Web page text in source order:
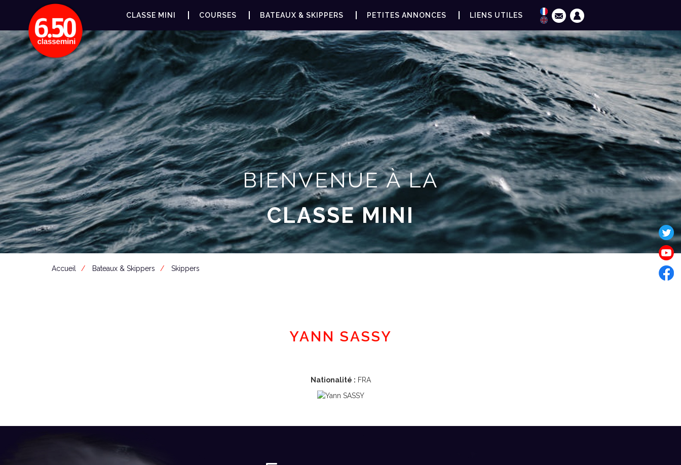
CLASSE MINI COURSES BATEAUX & SKIPPERS PETITES ANNONCES LIENS UTILES
BIENVENUE À LA
CLASSE MINI
Accueil Bateaux & Skippers Skippers
YANN SASSY
Nationalité : FRA